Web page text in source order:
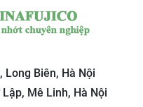
Long Biên, Hà Nội
Mê Linh, Hà Nội